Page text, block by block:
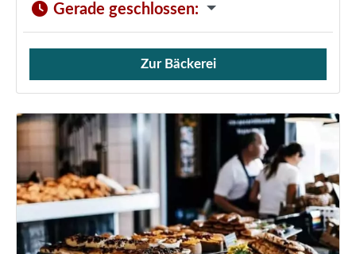
Gerade geschlossen:
Verkauf von Brötchen,
Zur Bäckerei